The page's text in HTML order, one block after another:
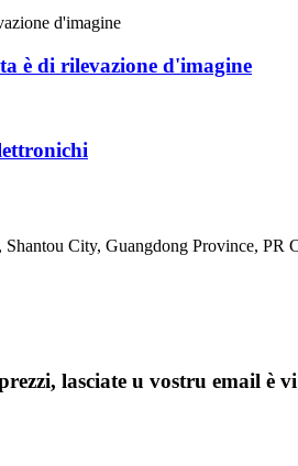
è di rilevazione d'imagine
City, Guangdong Province, PR
lasciate u vostru email è